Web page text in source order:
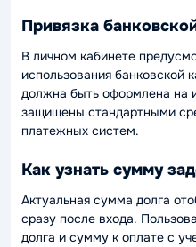
Привязка
В личном кабинете
использования банковской
должна быть оформлена на
защищены стандартными
платежных систем.
Как узнать сумму
Актуальная сумма долга
сразу после входа.
долга и сумму к оплате с